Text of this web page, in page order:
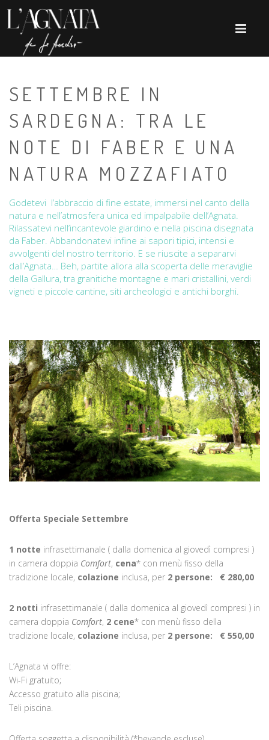
SETTEMBRE IN
SARDEGNA: TRA LE
NOTE DI FABER E UNA
NATURA MOZZAFIATO
Godetevi l’abbraccio di fine estate, immersi nel canto della
natura e nell’atmosfera unica ed impalpabile dell’Agnata.
Rilassatevi nell’incantevole giardino e nella piscina disegnata
da Faber. Abbandonatevi infine ai sapori tipici, intensi e
avvolgenti del nostro territorio. E se riuscite a separarvi
dall’Agnata… Beh, partite allora alla scoperta delle meraviglie
della Gallura, tra granitiche montagne e mari cristallini, verdi
vigneti e piccole cantine, siti archeologici e antichi borghi.
Offerta Speciale Settembre
1 notte infrasettimanale ( dalla domenica al giovedì compresi )
in camera doppia Comfort, cena* con menù fisso della
tradizione locale, colazione inclusa, per 2 persone: € 280,00
2 notti infrasettimanale ( dalla domenica al giovedì compresi ) in
camera doppia Comfort, 2 cene* con menù fisso della
tradizione locale, colazione inclusa, per 2 persone: € 550,00
L’Agnata vi offre:
Wi-Fi gratuito;
Accesso gratuito alla piscina;
Teli piscina.